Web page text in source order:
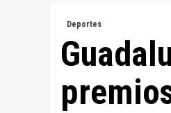
Deportes